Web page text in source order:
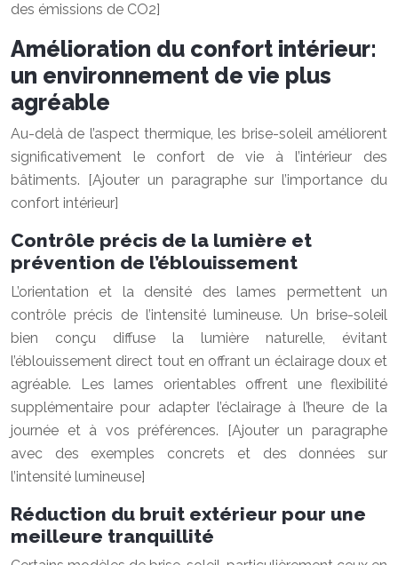
des émissions de CO2]
Amélioration du confort intérieur:
un environnement de vie plus
agréable
Au-delà de l’aspect thermique, les brise-soleil améliorent
significativement le confort de vie à l’intérieur des
bâtiments. [Ajouter un paragraphe sur l’importance du
confort intérieur]
Contrôle précis de la lumière et
prévention de l’éblouissement
L’orientation et la densité des lames permettent un
contrôle précis de l’intensité lumineuse. Un brise-soleil
bien conçu diffuse la lumière naturelle, évitant
l’éblouissement direct tout en offrant un éclairage doux et
agréable. Les lames orientables offrent une flexibilité
supplémentaire pour adapter l’éclairage à l’heure de la
journée et à vos préférences. [Ajouter un paragraphe
avec des exemples concrets et des données sur
l’intensité lumineuse]
Réduction du bruit extérieur pour une
meilleure tranquillité